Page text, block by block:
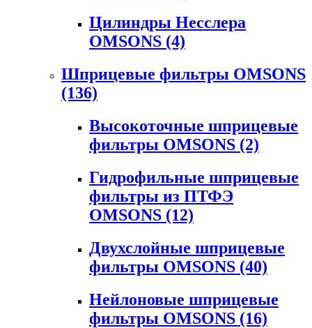
Цилиндры Несслера
OMSONS (4)
Шприцевые фильтры OMSONS
(136)
Высокоточные шприцевые
фильтры OMSONS (2)
Гидрофильные шприцевые
фильтры из ПТФЭ
OMSONS (12)
Двухслойные шприцевые
фильтры OMSONS (40)
Нейлоновые шприцевые
фильтры OMSONS (16)